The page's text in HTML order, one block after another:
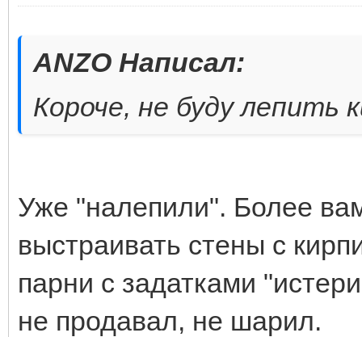
ANZO Написал:
Короче, не буду лепить
Уже "налепили". Более
выстраивать стены с
парни с задатками
не продавал, не шарил.